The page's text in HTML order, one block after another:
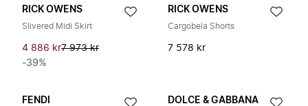
RICK OWENS
Slivered Midi Skirt
4 886 kr7 973 kr
-39%
RICK OWENS
Cargobela Shorts
7 578 kr
FENDI DOLCE & GABBANA